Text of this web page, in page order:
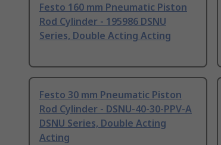
Festo 160 mm Pneumatic Piston
Rod Cylinder - 195986 DSNU
Series, Double Acting Acting
Festo 30 mm Pneumatic Piston
Rod Cylinder - DSNU-40-30-PPV-A
DSNU Series, Double Acting
Acting